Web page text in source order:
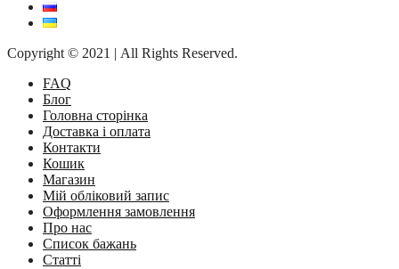
Copyright © 2021 | All Rights Reserved.
FAQ
Блог
Головна сторінка
Доставка і оплата
Контакти
Кошик
Магазин
Мій обліковий запис
Оформлення замовлення
Про нас
Список бажань
Статті